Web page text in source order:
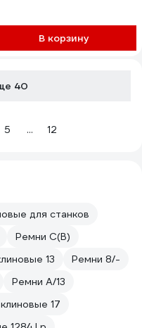
В корзину
40
5 ... 12
для станков
Ремни C(В)
13
Ремни 8/-
Ремни A/13
17